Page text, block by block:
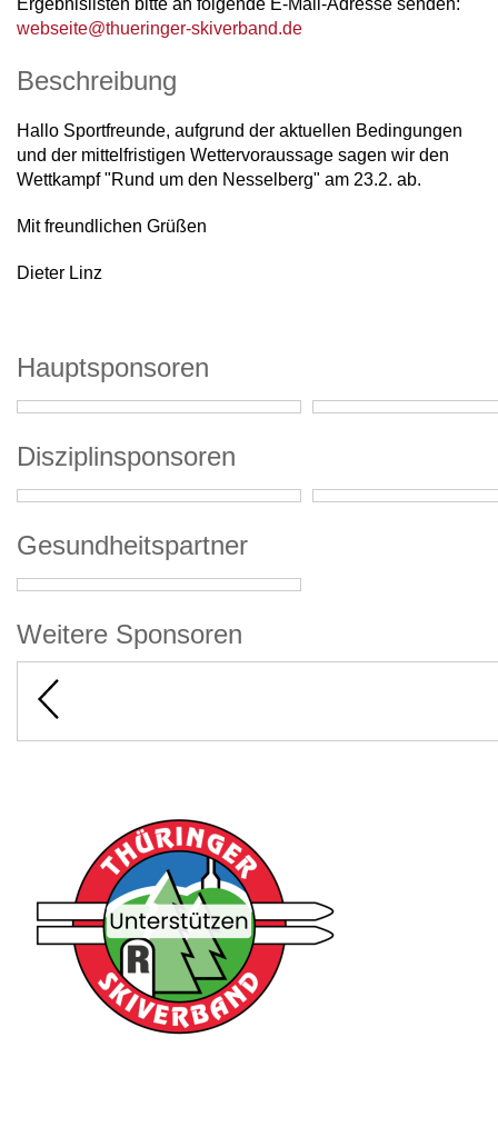
Ergebnislisten bitte an folgende E-Mail-Adresse senden:
webseite@thueringer-skiverband.de
Beschreibung
Hallo Sportfreunde, aufgrund der aktuellen Bedingungen
und der mittelfristigen Wettervoraussage sagen wir den
Wettkampf "Rund um den Nesselberg" am 23.2. ab.
Mit freundlichen Grüßen
Dieter Linz
Hauptsponsoren
Disziplinsponsoren
Gesundheitspartner
Weitere Sponsoren